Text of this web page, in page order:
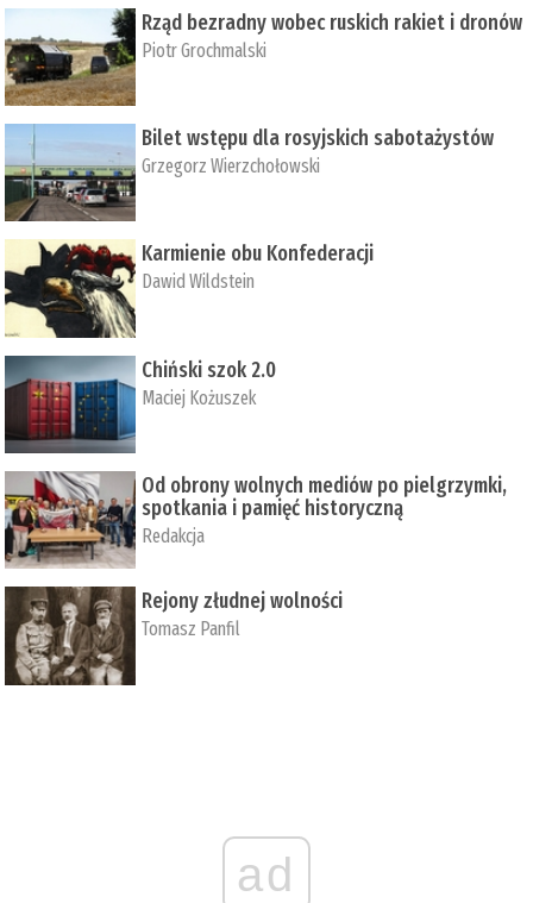
Rząd bezradny wobec ruskich rakiet i dronów
Piotr Grochmalski
Bilet wstępu dla rosyjskich sabotażystów
Grzegorz Wierzchołowski
Karmienie obu Konfederacji
Dawid Wildstein
Chiński szok 2.0
Maciej Kożuszek
Od obrony wolnych mediów po pielgrzymki,
spotkania i pamięć historyczną
Redakcja
Rejony złudnej wolności
Tomasz Panfil
ad